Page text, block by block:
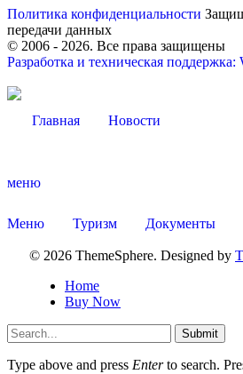
Политика конфиденциальности
передачи данных
© 2006 - 2026. Все права защищены
Разработка и техническая поддержка:
Главная Новости
меню
Меню Туризм Документы
© 2026 ThemeSphere. Designed by
Home
Buy Now
Submit
Type above and press Enterto search.